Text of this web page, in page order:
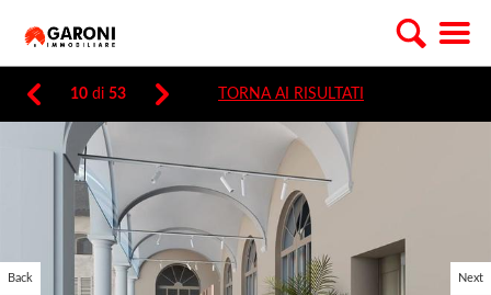
10 di 53 TORNA AI RISULTATI
Back Next